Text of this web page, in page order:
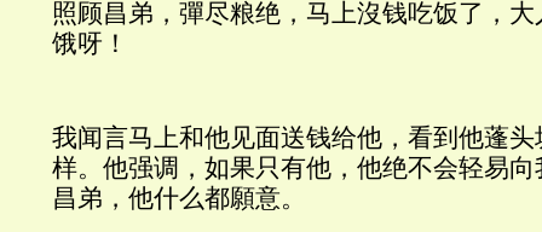
照顾昌弟，彈尽粮绝，马上沒钱吃饭了，
饿呀！
我闻言马上和他见面送钱给他，看到他蓬
样。他强调，如果只有他，他绝不会轻易
昌弟，他什么都願意。